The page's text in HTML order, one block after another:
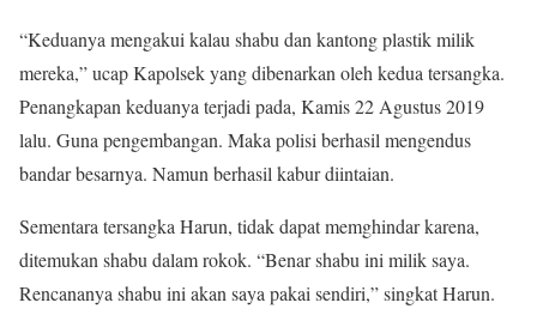
“Keduanya mengakui kalau shabu dan kantong plastik milik
mereka,” ucap Kapolsek yang dibenarkan oleh kedua tersangka.
Penangkapan keduanya terjadi pada, Kamis 22 Agustus 2019
lalu. Guna pengembangan. Maka polisi berhasil mengendus
bandar besarnya. Namun berhasil kabur diintaian.
Sementara tersangka Harun, tidak dapat memghindar karena,
ditemukan shabu dalam rokok. “Benar shabu ini milik saya.
Rencananya shabu ini akan saya pakai sendiri,” singkat Harun.